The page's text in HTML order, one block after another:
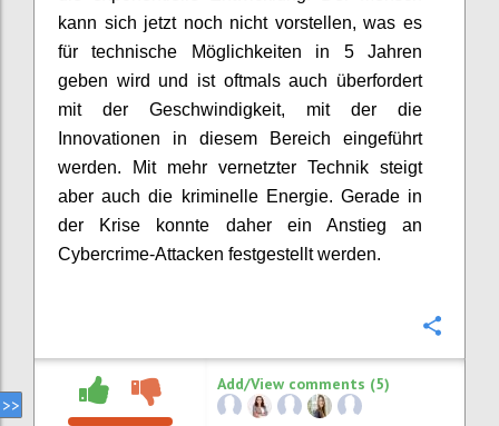
kann sich jetzt noch nicht vorstellen, was es
für technische Möglichkeiten in 5 Jahren
geben wird und ist oftmals auch überfordert
mit der Geschwindigkeit, mit der die
Innovationen in diesem Bereich eingeführt
werden. Mit mehr vernetzter Technik steigt
aber auch die kriminelle Energie. Gerade in
der Krise konnte daher ein Anstieg an
Cybercrime-Attacken festgestellt werden.
Add/View comments (5)